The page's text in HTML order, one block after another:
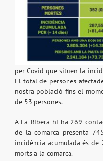
per Covid que situen la
El total de persones
nostra població fins el
de 53 persones.
A La Ribera hi ha 269
de la comarca presenta
incidència acumulada és
morts a la comarca.